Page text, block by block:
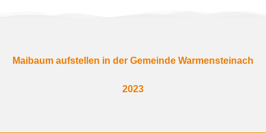
Maibaum aufstellen in der Gemeinde Warmensteinach
2023